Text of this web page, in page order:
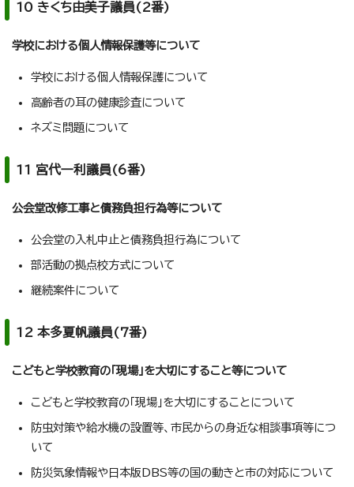
10 きくち由美子議員(2番)
学校における個人情報保護等について
学校における個人情報保護について
高齢者の耳の健康診査について
ネズミ問題について
11 宮代一利議員(6番)
公会堂改修工事と債務負担行為等について
公会堂の入札中止と債務負担行為について
部活動の拠点校方式について
継続案件について
12 本多夏帆議員(7番)
こどもと学校教育の「現場」を大切にすること等について
こどもと学校教育の「現場」を大切にすることについて
防虫対策や給水機の設置等、市民からの身近な相談事項等につ
いて
防災気象情報や日本版DBS等の国の動きと市の対応について